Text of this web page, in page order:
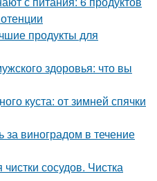
продукты для
здоровья: что вы
куста: от зимней спячки
за виноградом в течение
сосудов. Чистка